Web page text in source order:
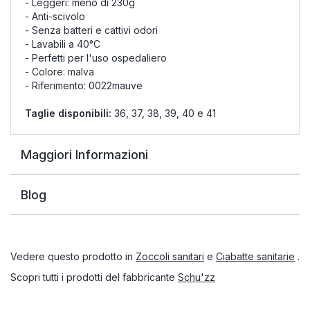
- Leggeri: meno di 230g
- Anti-scivolo
- Senza batteri e cattivi odori
- Lavabili a 40°C
- Perfetti per l'uso ospedaliero
- Colore: malva
- Riferimento: 0022mauve
Taglie disponibili: 36, 37, 38, 39, 40 e 41
Maggiori Informazioni
Blog
Vedere questo prodotto in Zoccoli sanitari e Ciabatte sanitarie .
Scopri tutti i prodotti del fabbricante Schu'zz